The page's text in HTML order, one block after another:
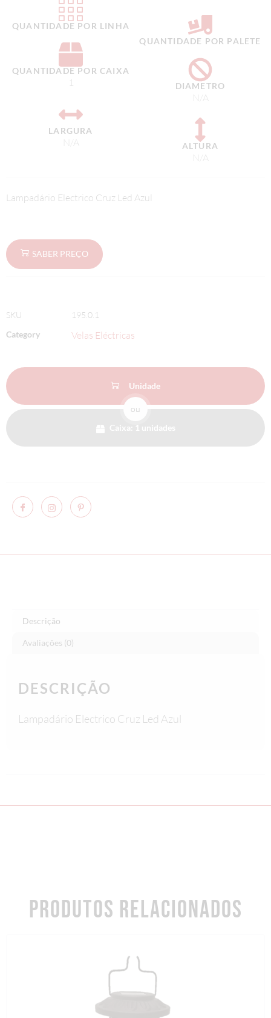
QUANTIDADE POR LINHA
QUANTIDADE POR CAIXA
1
LARGURA
N/A
QUANTIDADE POR PALETE
DIAMETRO
N/A
ALTURA
N/A
Lampadário Electrico Cruz Led Azul
SABER PREÇO
SKU
195.0.1
Category
Velas Eléctricas
Unidade
ou
Caixa: 1 unidades
Descrição
Avaliações (0)
DESCRIÇÃO
Lampadário Electrico Cruz Led Azul
PRODUTOS RELACIONADOS